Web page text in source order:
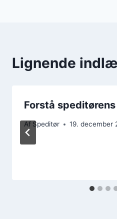
Lignende
Forstå
Af Speditør 19. december